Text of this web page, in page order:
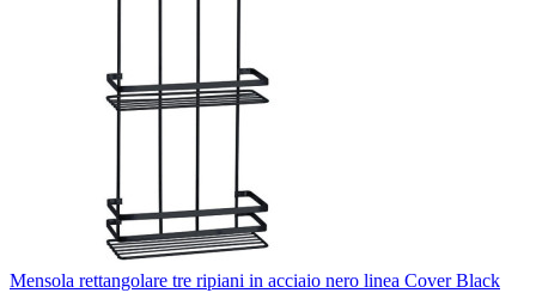
Mensola rettangolare tre ripiani in acciaio nero linea Cover Black